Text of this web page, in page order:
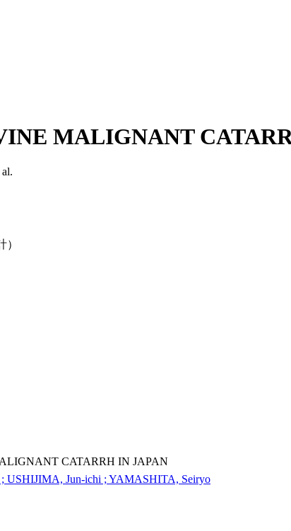
MALIGNANT
）
CATARRH IN JAPAN
USHIJIMA, Jun-ichi ; YAMASHITA, Seiryo